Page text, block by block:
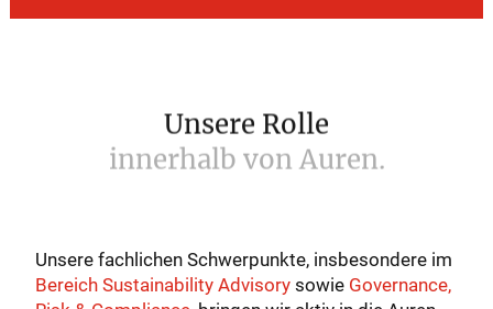
Unsere Rolle
innerhalb von Auren.
Unsere fachlichen Schwerpunkte, insbesondere im
Bereich Sustainability Advisory sowie Governance,